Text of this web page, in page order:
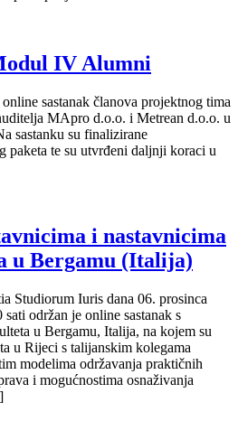
IV Alumni
sastanak članova projektnog tima
MApro d.o.o. i Metrean d.o.o. u
sastanku su finalizirane
paketa te su utvrđeni daljnji koraci u
i nastavnicima
u Bergamu (Italija)
Studiorum Iuris dana 06. prosinca
održan je online sastanak s
u Bergamu, Italija, na kojem su
u Rijeci s talijanskim kolegama
modelima održavanja praktičnih
i mogućnostima osnaživanja